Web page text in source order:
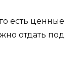
есть ценные
отдать под